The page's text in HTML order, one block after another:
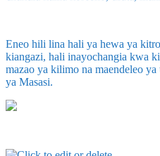
Eneo hili lina hali ya hewa ya
kiangazi, hali inayochangia kwa
mazao ya kilimo na maendeleo
ya Masasi.